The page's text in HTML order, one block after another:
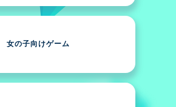
女の子向けゲーム